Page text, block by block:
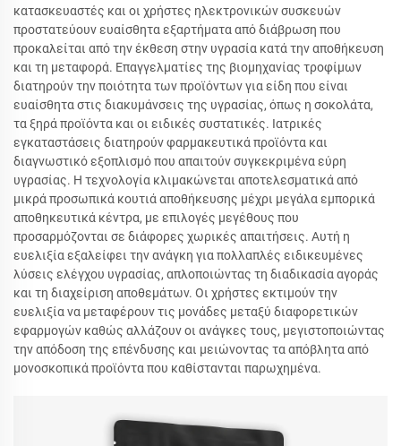
κατασκευαστές και οι χρήστες ηλεκτρονικών συσκευών
προστατεύουν ευαίσθητα εξαρτήματα από διάβρωση που
προκαλείται από την έκθεση στην υγρασία κατά την αποθήκευση
και τη μεταφορά. Επαγγελματίες της βιομηχανίας τροφίμων
διατηρούν την ποιότητα των προϊόντων για είδη που είναι
ευαίσθητα στις διακυμάνσεις της υγρασίας, όπως η σοκολάτα,
τα ξηρά προϊόντα και οι ειδικές συστατικές. Ιατρικές
εγκαταστάσεις διατηρούν φαρμακευτικά προϊόντα και
διαγνωστικό εξοπλισμό που απαιτούν συγκεκριμένα εύρη
υγρασίας. Η τεχνολογία κλιμακώνεται αποτελεσματικά από
μικρά προσωπικά κουτιά αποθήκευσης μέχρι μεγάλα εμπορικά
αποθηκευτικά κέντρα, με επιλογές μεγέθους που
προσαρμόζονται σε διάφορες χωρικές απαιτήσεις. Αυτή η
ευελιξία εξαλείφει την ανάγκη για πολλαπλές ειδικευμένες
λύσεις ελέγχου υγρασίας, απλοποιώντας τη διαδικασία αγοράς
και τη διαχείριση αποθεμάτων. Οι χρήστες εκτιμούν την
ευελιξία να μεταφέρουν τις μονάδες μεταξύ διαφορετικών
εφαρμογών καθώς αλλάζουν οι ανάγκες τους, μεγιστοποιώντας
την απόδοση της επένδυσης και μειώνοντας τα απόβλητα από
μονοσκοπικά προϊόντα που καθίστανται παρωχημένα.